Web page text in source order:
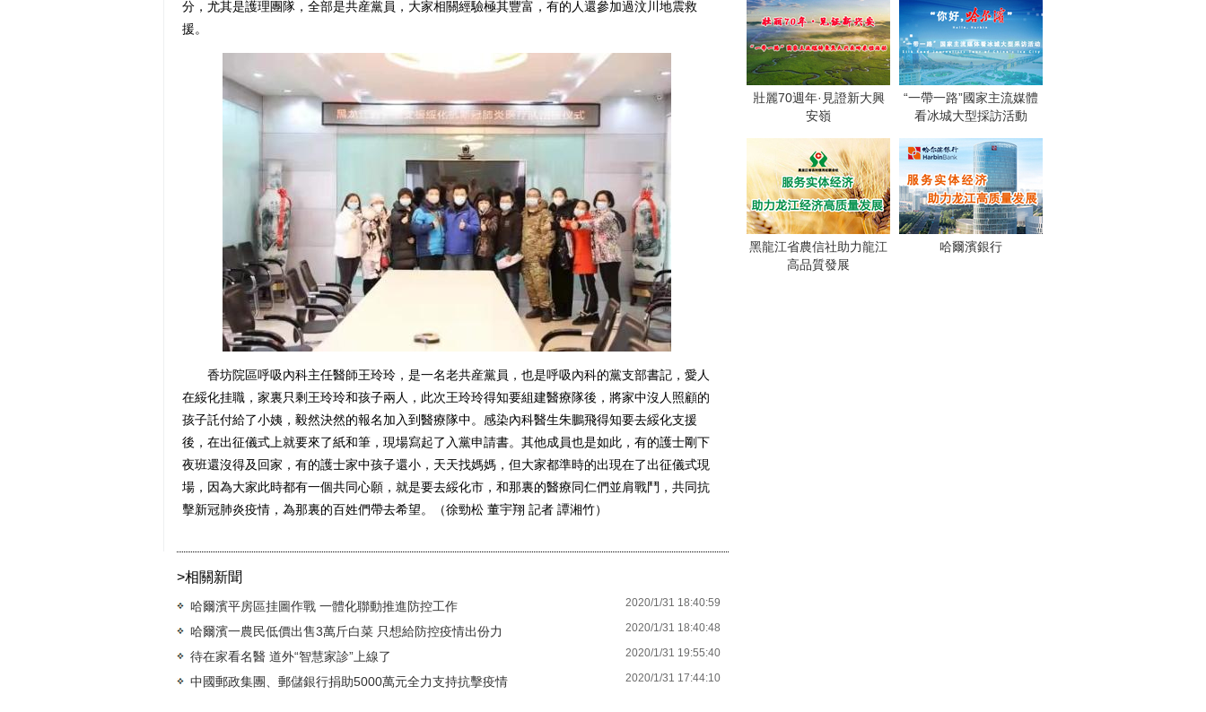
分，尤其是護理團隊，全部是共産黨員，大家相關經驗極其豐富，有的人還參加過汶川地震救
援。
香坊院區呼吸內科主任醫師王玲玲，是一名老共産黨員，也是呼吸內科的黨支部書記，愛人
在綏化挂職，家裏只剩王玲玲和孩子兩人，此次王玲玲得知要組建醫療隊後，將家中沒人照顧的
孩子託付給了小姨，毅然決然的報名加入到醫療隊中。感染內科醫生朱鵬飛得知要去綏化支援
後，在出征儀式上就要來了紙和筆，現場寫起了入黨申請書。其他成員也是如此，有的護士剛下
夜班還沒得及回家，有的護士家中孩子還小，天天找媽媽，但大家都準時的出現在了出征儀式現
場，因為大家此時都有一個共同心願，就是要去綏化市，和那裏的醫療同仁們並肩戰鬥，共同抗
擊新冠肺炎疫情，為那裏的百姓們帶去希望。（徐勁松 董宇翔 記者 譚湘竹）
>相關新聞
哈爾濱平房區挂圖作戰 一體化聯動推進防控工作 2020/1/31 18:40:59
哈爾濱一農民低價出售3萬斤白菜 只想給防控疫情出份力 2020/1/31 18:40:48
待在家看名醫 道外“智慧家診”上線了 2020/1/31 19:55:40
中國郵政集團、郵儲銀行捐助5000萬元全力支持抗擊疫情 2020/1/31 17:44:10
壯麗70週年·見證新大興
安嶺
“一帶一路”國家主流媒體
看冰城大型採訪活動
黑龍江省農信社助力龍江
高品質發展
哈爾濱銀行